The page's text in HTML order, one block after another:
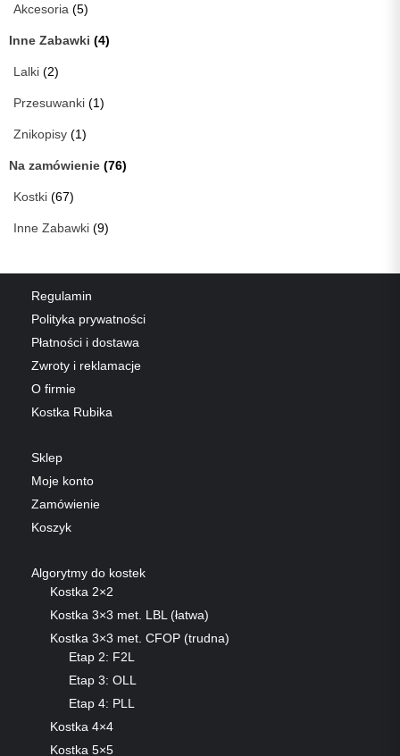
Akcesoria (5)
Inne Zabawki (4)
Lalki (2)
Przesuwanki (1)
Znikopisy (1)
Na zamówienie (76)
Kostki (67)
Inne Zabawki (9)
Regulamin
Polityka prywatności
Płatności i dostawa
Zwroty i reklamacje
O firmie
Kostka Rubika
Sklep
Moje konto
Zamówienie
Koszyk
Algorytmy do kostek
Kostka 2×2
Kostka 3×3 met. LBL (łatwa)
Kostka 3×3 met. CFOP (trudna)
Etap 2: F2L
Etap 3: OLL
Etap 4: PLL
Kostka 4×4
Kostka 5×5